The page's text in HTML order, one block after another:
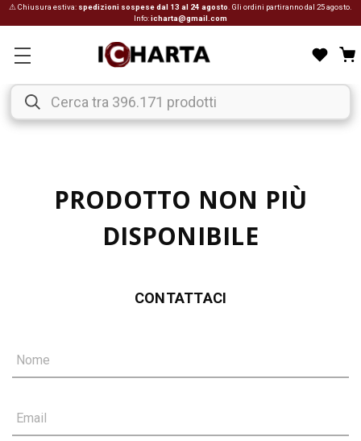
⚠ Chiusura estiva: spedizioni sospese dal 13 al 24 agosto . Gli ordini partiranno dal 25 agosto.
Info:icharta@gmail.com
PRODOTTO NON PIÙ
DISPONIBILE
CONTATTACI
Nome
Email